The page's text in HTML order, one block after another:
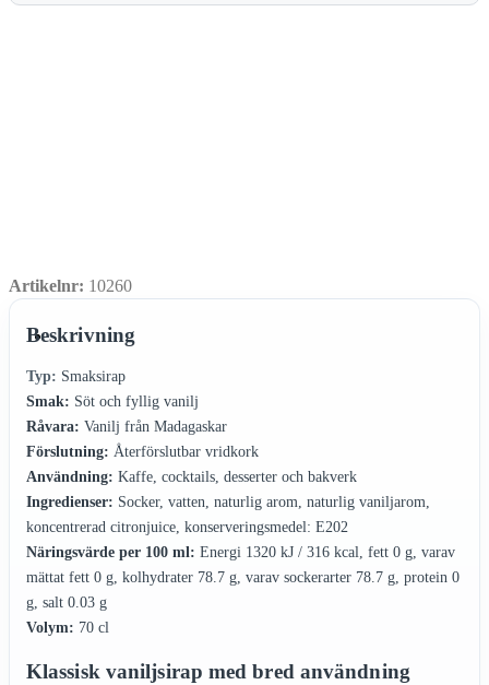
Artikelnr: 10260
Beskrivning
Typ: Smaksirap
Smak: Söt och fyllig vanilj
Råvara: Vanilj från Madagaskar
Förslutning: Återförslutbar vridkork
Användning: Kaffe, cocktails, desserter och bakverk
Ingredienser: Socker, vatten, naturlig arom, naturlig vaniljarom,
koncentrerad citronjuice, konserveringsmedel: E202
Näringsvärde per 100 ml: Energi 1320 kJ / 316 kcal, fett 0 g, varav
mättat fett 0 g, kolhydrater 78.7 g, varav sockerarter 78.7 g, protein 0
g, salt 0.03 g
Volym: 70 cl
Klassisk vaniljsirap med bred användning